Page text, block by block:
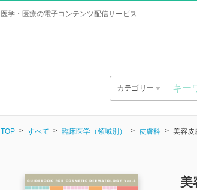
医学・医療の電子コンテンツ配信サービス
カテゴリー
TOP すべて 臨床医学（領域別） 皮膚科 美容皮
美